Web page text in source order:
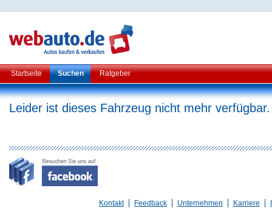
Startseite Suchen Ratgeber
Leider ist dieses Fahrzeug nicht mehr verfügbar.
Kontakt Feedback Unternehmen Karriere